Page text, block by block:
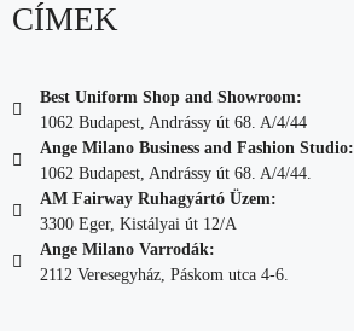
CÍMEK
Best Uniform Shop and Showroom:
1062 Budapest, Andrássy út 68. A/4/44
Ange Milano Business and Fashion Studio:
1062 Budapest, Andrássy út 68. A/4/44.
AM Fairway Ruhagyártó Üzem:
3300 Eger, Kistályai út 12/A
Ange Milano Varrodák:
2112 Veresegyház, Páskom utca 4-6.